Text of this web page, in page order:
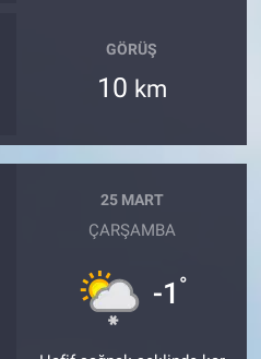
GÖRÜŞ
10 km
25 MART
ÇARŞAMBA
-1 °